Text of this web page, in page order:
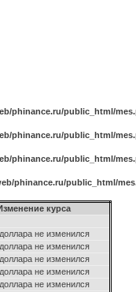
phinance.ru/public_html/
phinance.ru/public_html/
phinance.ru/public_html/
phinance.ru/public_html/
курса
не изменился
не изменился
не изменился
не изменился
не изменился